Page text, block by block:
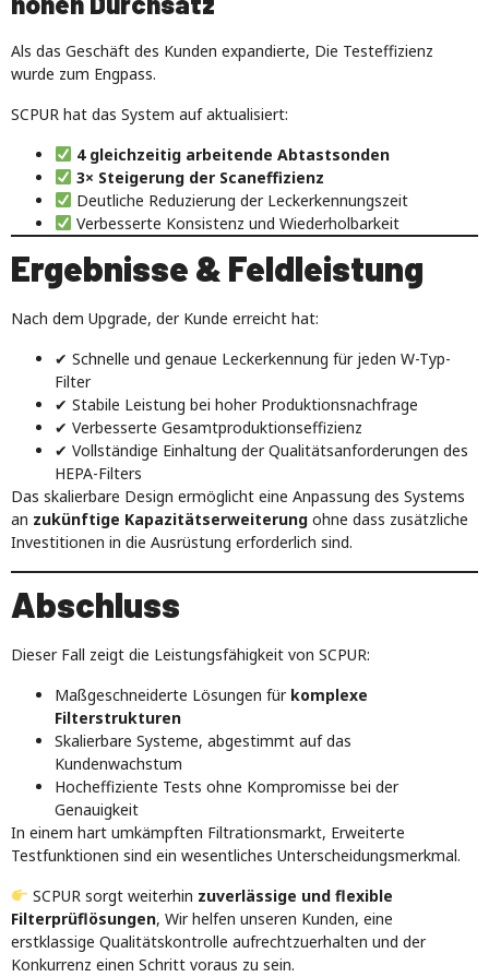
Als das Geschäft des Kunden expandierte, Die Testeffizienz
wurde zum Engpass.
SCPUR hat das System auf aktualisiert:
4 gleichzeitig arbeitende Abtastsonden
3× Steigerung der Scaneffizienz
Deutliche Reduzierung der Leckerkennungszeit
Verbesserte Konsistenz und Wiederholbarkeit
Ergebnisse & Feldleistung
Nach dem Upgrade, der Kunde erreicht hat:
✔ Schnelle und genaue Leckerkennung für jeden W-Typ-
Filter
✔ Stabile Leistung bei hoher Produktionsnachfrage
✔ Verbesserte Gesamtproduktionseffizienz
✔ Vollständige Einhaltung der Qualitätsanforderungen des
HEPA-Filters
Das skalierbare Design ermöglicht eine Anpassung des Systems
an zukünftige Kapazitätserweiterung ohne dass zusätzliche
Investitionen in die Ausrüstung erforderlich sind.
Abschluss
Dieser Fall zeigt die Leistungsfähigkeit von SCPUR:
Maßgeschneiderte Lösungen für komplexe
Filterstrukturen
Skalierbare Systeme, abgestimmt auf das
Kundenwachstum
Hocheffiziente Tests ohne Kompromisse bei der
Genauigkeit
In einem hart umkämpften Filtrationsmarkt, Erweiterte
Testfunktionen sind ein wesentliches Unterscheidungsmerkmal.
SCPUR sorgt weiterhin zuverlässige und flexible
Filterprüflösungen, Wir helfen unseren Kunden, eine
erstklassige Qualitätskontrolle aufrechtzuerhalten und der
Konkurrenz einen Schritt voraus zu sein.